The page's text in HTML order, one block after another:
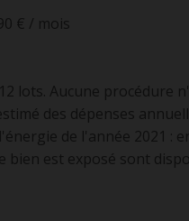
€ / mois
lots. Aucune procédure
des dépenses
de l'année 2021 :
bien est exposé sont